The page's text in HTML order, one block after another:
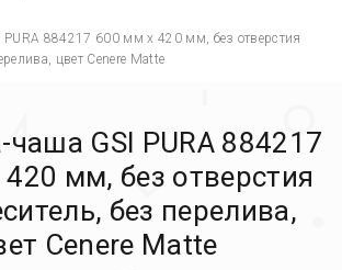
PURA 884217 600 мм х 420 мм, без отверстия
цвет Cenere Matte
чаша GSI PURA 884217
мм, без отверстия
без перелива,
Cenere Matte